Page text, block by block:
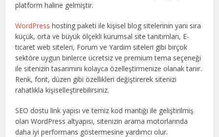
platform haline gelmiştir.
WordPress hosting paketi ile kişisel blog sitelerinin yanı sıra
küçük, orta ve büyük ölçekli kurumsal site tanıtımları, E-
ticaret web siteleri, Forum ve Yardım siteleri gibi birçok
sektöre uygun binlerce ücretsiz ve premium tema seçeneği
ile sitenizin tasarımını kolayca özelleştirmenize olanak tanır.
Renk, font, düzen gibi özellikleri değiştirerek sitenizi
rahatlıkla kişiselleştirebilirsiniz.
SEO dostu link yapısı ve temiz kod mantığı ile geliştirilmiş
olan WordPress altyapısı, sitenizin arama motorlarında
daha iyi performans göstermesine yardımcı olur.